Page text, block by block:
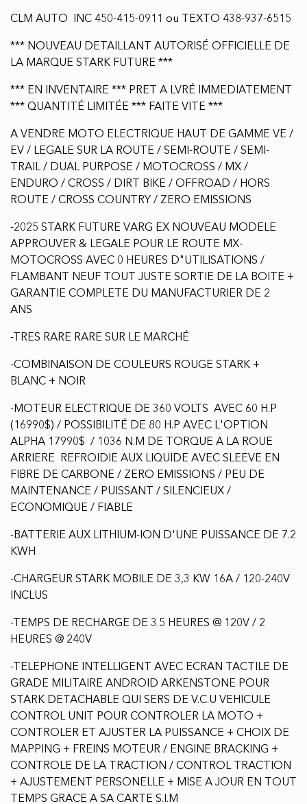
CLM AUTO INC 450-415-0911 ou TEXTO 438-937-6515
*** NOUVEAU DETAILLANT AUTORISÉ OFFICIELLE DE
LA MARQUE STARK FUTURE ***
*** EN INVENTAIRE *** PRET A LVRÉ IMMEDIATEMENT
*** QUANTITÉ LIMITÉE *** FAITE VITE ***
A VENDRE MOTO ELECTRIQUE HAUT DE GAMME VE /
EV / LEGALE SUR LA ROUTE / SEMI-ROUTE / SEMI-
TRAIL / DUAL PURPOSE / MOTOCROSS / MX /
ENDURO / CROSS / DIRT BIKE / OFFROAD / HORS
ROUTE / CROSS COUNTRY / ZERO EMISSIONS
-2025 STARK FUTURE VARG EX NOUVEAU MODELE
APPROUVER & LEGALE POUR LE ROUTE MX-
MOTOCROSS AVEC 0 HEURES D"UTILISATIONS /
FLAMBANT NEUF TOUT JUSTE SORTIE DE LA BOITE +
GARANTIE COMPLETE DU MANUFACTURIER DE 2
ANS
-TRES RARE RARE SUR LE MARCHÉ
-COMBINAISON DE COULEURS ROUGE STARK +
BLANC + NOIR
-MOTEUR ELECTRIQUE DE 360 VOLTS AVEC 60 H.P
(16990$) / POSSIBILITÉ DE 80 H.P AVEC L'OPTION
ALPHA 17990$ / 1036 N.M DE TORQUE A LA ROUE
ARRIERE REFROIDIE AUX LIQUIDE AVEC SLEEVE EN
FIBRE DE CARBONE / ZERO EMISSIONS / PEU DE
MAINTENANCE / PUISSANT / SILENCIEUX /
ECONOMIQUE / FIABLE
-BATTERIE AUX LITHIUM-ION D'UNE PUISSANCE DE 7.2
KWH
-CHARGEUR STARK MOBILE DE 3,3 KW 16A / 120-240V
INCLUS
-TEMPS DE RECHARGE DE 3.5 HEURES @ 120V / 2
HEURES @ 240V
-TELEPHONE INTELLIGENT AVEC ECRAN TACTILE DE
GRADE MILITAIRE ANDROID ARKENSTONE POUR
STARK DETACHABLE QUI SERS DE V.C.U VEHICULE
CONTROL UNIT POUR CONTROLER LA MOTO +
CONTROLER ET AJUSTER LA PUISSANCE + CHOIX DE
MAPPING + FREINS MOTEUR / ENGINE BRACKING +
CONTROLE DE LA TRACTION / CONTROL TRACTION
+ AJUSTEMENT PERSONELLE + MISE A JOUR EN TOUT
TEMPS GRACE A SA CARTE S.I.M